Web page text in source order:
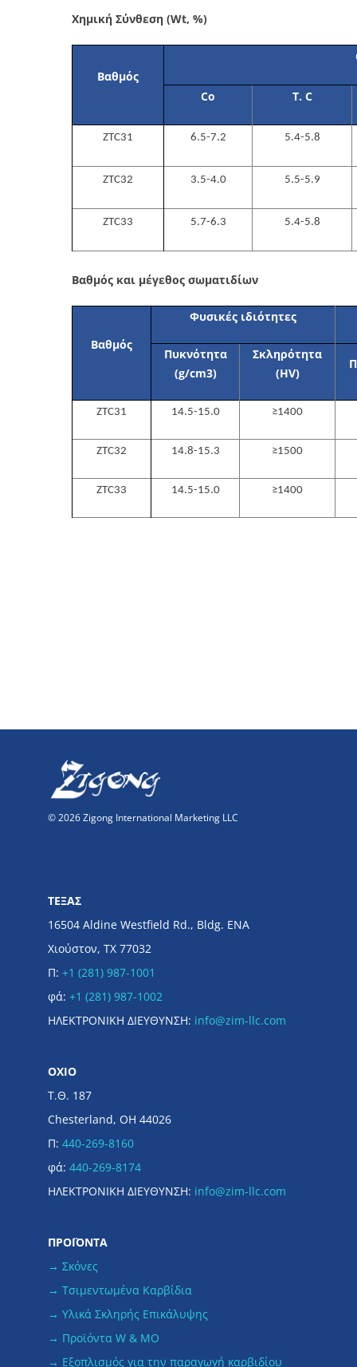
Χημική Σύνθεση (Wt, %)
Βαθμός
Co T. C
ZTC31 6.5-7.2 5.4-5.8
ZTC32 3.5-4.0 5.5-5.9
ZTC33 5.7-6.3 5.4-5.8
Βαθμός και μέγεθος σωματιδίων
Βαθμός
Φυσικές ιδιότητες
Πυκνότητα
(g/cm3)
Σκληρότητα
(HV)
ZTC31 14.5-15.0 ≥1400
ZTC32 14.8-15.3 ≥1500
ZTC33 14.5-15.0 ≥1400
© 2026 Zigong International Marketing LLC
ΤΕΞΑΣ
16504 Aldine Westfield Rd., Bldg. ΕΝΑ
Χιούστον, TX 77032
Π: +1 (281) 987-1001
φά: +1 (281) 987-1002
ΗΛΕΚΤΡΟΝΙΚΗ ΔΙΕΥΘΥΝΣΗ: info@zim-llc.com
ΟΧΙΟ
Τ.Θ. 187
Chesterland, OH 44026
Π: 440-269-8160
φά: 440-269-8174
ΗΛΕΚΤΡΟΝΙΚΗ ΔΙΕΥΘΥΝΣΗ: info@zim-llc.com
ΠΡΟΪΟΝΤΑ
→ Σκόνες
→ Τσιμεντωμένα Καρβίδια
→ Υλικά Σκληρής Επικάλυψης
→ Προϊόντα W & MO
→ Εξοπλισμός για την παραγωγή καρβιδίου